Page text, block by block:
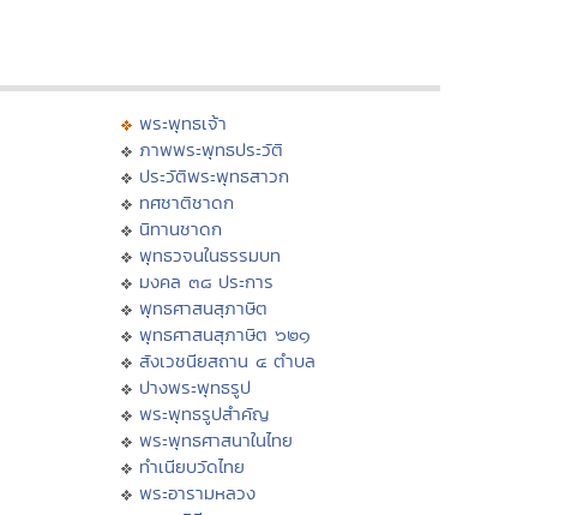
พระพุทธเจ้า
ภาพพระพุทธประวัติ
ประวัติพระพุทธสาวก
ทศชาติชาดก
นิทานชาดก
พุทธวจนในธรรมบท
มงคล ๓๘ ประการ
พุทธศาสนสุภาษิต
พุทธศาสนสุภาษิต ๖๒๑
สังเวชนียสถาน ๔ ตำบล
ปางพระพุทธรูป
พระพุทธรูปสำคัญ
พระพุทธศาสนาในไทย
ทำเนียบวัดไทย
พระอารามหลวง